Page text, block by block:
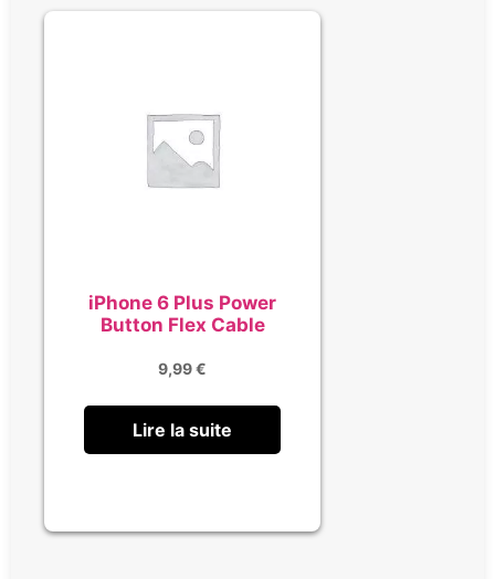
iPhone 6 Plus Power
Button Flex Cable
9,99€
Lire la suite